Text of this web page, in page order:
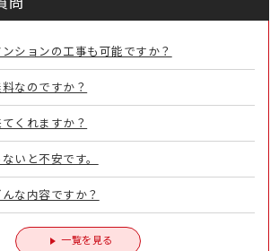
ションの工事も可能ですか？
なのですか？
くれますか？
いと不安です。
な内容ですか？
一覧を見る